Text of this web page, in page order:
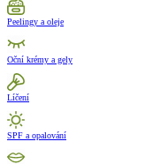
Peelingy a oleje
Oční krémy a gely
Líčení
SPF a opalování